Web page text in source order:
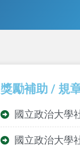
獎勵補助 / 規
國立政治大學
國立政治大學